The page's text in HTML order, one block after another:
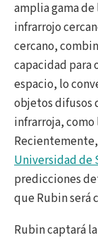
amplia gama
infrarrojo
cercano,
capacidad para
espacio, lo
objetos
infrarroja, como
Universidad de
predicciones
que Rubin será
Rubin captará